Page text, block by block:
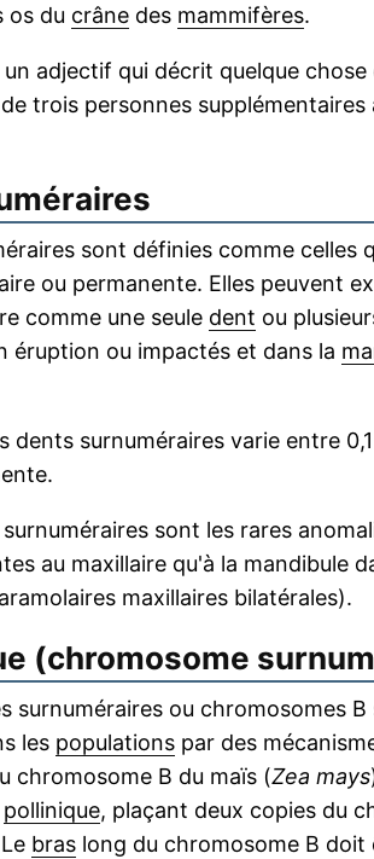
os du crâne des mammifères.
un adjectif qui décrit quelque
trois personnes
sont définies comme celles
ou permanente. Elles peuvent
comme une seule dent ou
éruption ou impactés et dans la
dents surnuméraires varie entre
sont les rares
au maxillaire qu'à la mandibule
maxillaires bilatérales).
(chromosome
surnuméraires ou chromosomes
les populations par des
chromosome B du maïs (Zea mays
pollinique, plaçant deux copies du
bras long du chromosome B